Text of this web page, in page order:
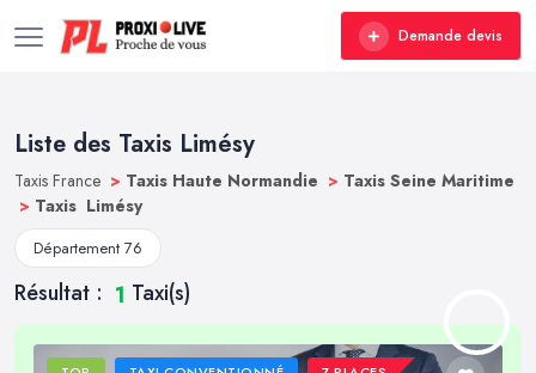
Demande devis
Liste des Taxis Limésy
Taxis France > Taxis Haute Normandie > Taxis Seine Maritime
> Taxis Limésy
Département 76
Résultat : 1 Taxi(s)